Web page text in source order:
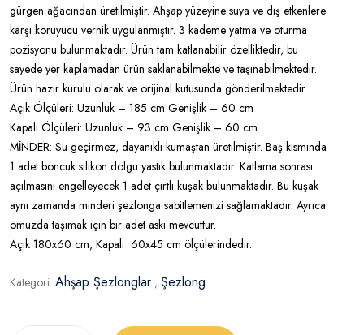
gürgen ağacından üretilmiştir. Ahşap yüzeyine suya ve dış etkenlere
karşı koruyucu vernik uygulanmıştır. 3 kademe yatma ve oturma
pozisyonu bulunmaktadır. Ürün tam katlanabilir özelliktedir, bu
sayede yer kaplamadan ürün saklanabilmekte ve taşınabilmektedir.
Ürün hazır kurulu olarak ve orijinal kutusunda gönderilmektedir.
Açık Ölçüleri: Uzunluk – 185 cm Genişlik – 60 cm
Kapalı Ölçüleri: Uzunluk – 93 cm Genişlik – 60 cm
MİNDER: Su geçirmez, dayanıklı kumaştan üretilmiştir. Baş kısmında
1 adet boncuk silikon dolgu yastık bulunmaktadır. Katlama sonrası
açılmasını engelleyecek 1 adet çırtlı kuşak bulunmaktadır. Bu kuşak
aynı zamanda minderi şezlonga sabitlemenizi sağlamaktadır. Ayrıca
omuzda taşımak için bir adet askı mevcuttur.
Açık 180x60 cm, Kapalı 60x45 cm ölçülerindedir.
Kategori: Ahşap Şezlonglar , Şezlong